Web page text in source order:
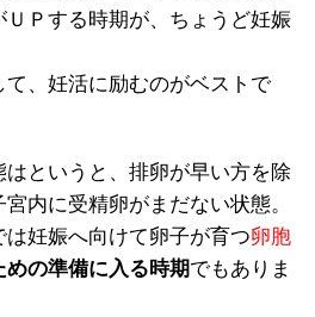
Ｐする時期が、ちょうど妊娠
、妊活に励むのがベストで
というと、排卵が早い方を除
内に受精卵がまだない状態。
妊娠へ向けて卵子が育つ卵胞
めの準備に入る時期でもありま